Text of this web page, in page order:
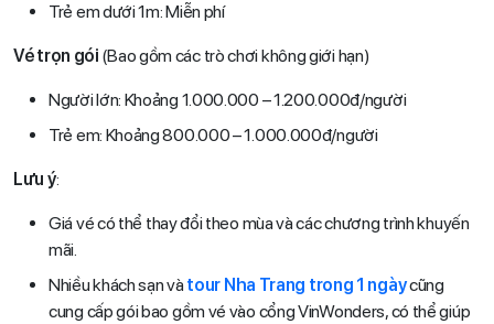
Trẻ em dưới 1m: Miễn phí
Vé trọn gói (Bao gồm các trò chơi không giới hạn)
Người lớn: Khoảng 1.000.000 – 1.200.000đ/người
Trẻ em: Khoảng 800.000 – 1.000.000đ/người
Lưu ý:
Giá vé có thể thay đổi theo mùa và các chương trình khuyến
mãi.
Nhiều khách sạn và tour Nha Trang trong 1 ngàycũng
cung cấp gói bao gồm vé vào cổng VinWonders, có thể giúp